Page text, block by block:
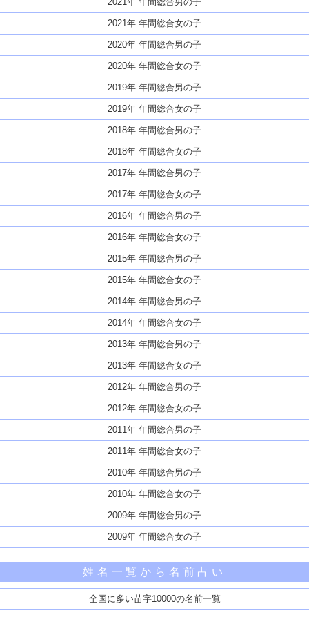
2021年 年間総合女の子
2020年 年間総合男の子
2020年 年間総合女の子
2019年 年間総合男の子
2019年 年間総合女の子
2018年 年間総合男の子
2018年 年間総合女の子
2017年 年間総合男の子
2017年 年間総合女の子
2016年 年間総合男の子
2016年 年間総合女の子
2015年 年間総合男の子
2015年 年間総合女の子
2014年 年間総合男の子
2014年 年間総合女の子
2013年 年間総合男の子
2013年 年間総合女の子
2012年 年間総合男の子
2012年 年間総合女の子
2011年 年間総合男の子
2011年 年間総合女の子
2010年 年間総合男の子
2010年 年間総合女の子
2009年 年間総合男の子
2009年 年間総合女の子
姓名一覧から名前占い
全国に多い苗字10000の名前一覧